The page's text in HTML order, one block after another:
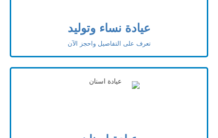
عيادة نساء وتوليد
تعرف على التفاصيل واحجز الآن